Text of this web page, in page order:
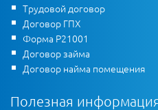
Трудовой договор
Договор ГПХ
Форма Р21001
Договор займа
Договор найма помещения
Полезная